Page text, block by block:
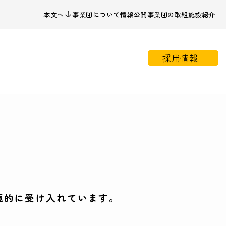
本文へ 事業団について情報公開事業団の取組施設紹介
採用情報
に受け入れています。